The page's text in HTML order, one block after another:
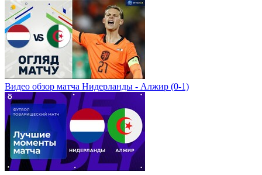
Видео обзор матча Нидерланды - Алжир (0-1)